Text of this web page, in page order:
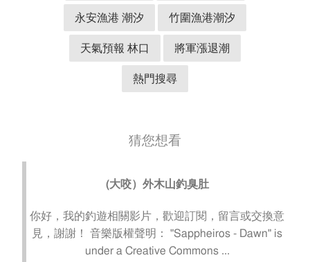
永安漁港 潮汐 竹圍漁港潮汐
天氣預報 林口 將軍漲退潮
熱門搜尋
猜您想看
(大咬）外木山釣臭肚
你好，我的釣遊相關影片，歡迎訂閱，留言或交換意
見，謝謝！ 音樂版權聲明： "Sappheiros - Dawn" is
under a Creative Commons ...